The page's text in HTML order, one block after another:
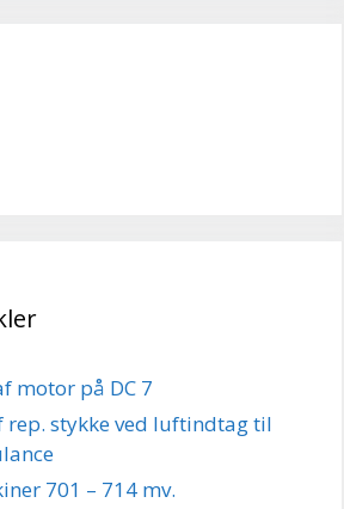
motor på DC 7
rep. stykke ved luftindtag til
701 – 714 mv.